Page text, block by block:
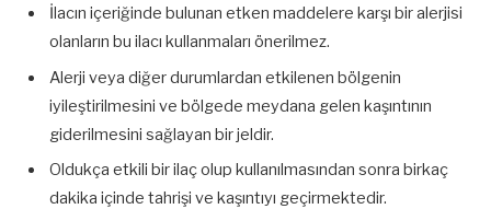
İlacın içeriğinde bulunan etken maddelere karşı bir alerjisi
olanların bu ilacı kullanmaları önerilmez.
Alerji veya diğer durumlardan etkilenen bölgenin
iyileştirilmesini ve bölgede meydana gelen kaşıntının
giderilmesini sağlayan bir jeldir.
Oldukça etkili bir ilaç olup kullanılmasından sonra birkaç
dakika içinde tahrişi ve kaşıntıyı geçirmektedir.